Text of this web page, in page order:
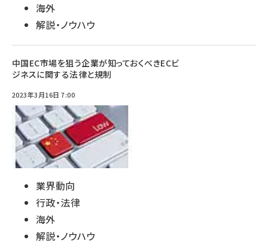
海外
解説・ノウハウ
中国EC市場を狙う企業が知っておくべきECビ
ジネスに関する法律と規制
2023年3月16日 7:00
業界動向
行政・法律
海外
解説・ノウハウ